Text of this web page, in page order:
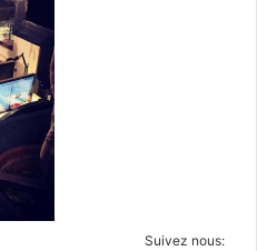
Suivez nous: